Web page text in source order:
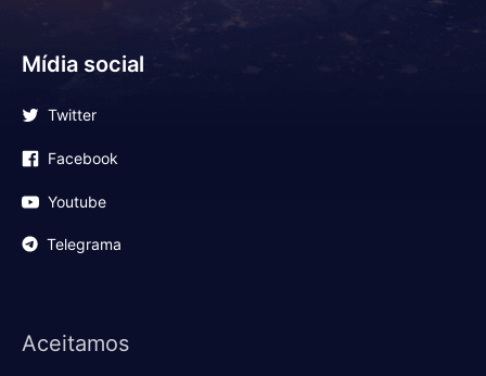
Mídia social
Twitter
Facebook
Youtube
Telegrama
Aceitamos